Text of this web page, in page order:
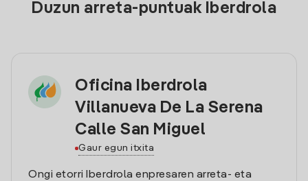
Duzun arreta-puntuak Iberdrola
Oficina Iberdrola
Villanueva De La Serena
Calle San Miguel
Gaur egun itxita
Ongi etorri Iberdrola enpresaren arreta- eta